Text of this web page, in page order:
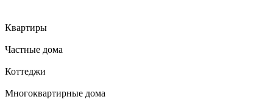
Квартиры
Частные дома
Коттеджи
Многоквартирные дома